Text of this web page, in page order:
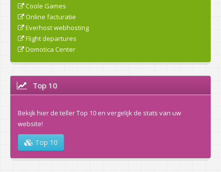
Coole Games
Online facturatie
Everhost webhosting
Flight departures
Domotica Center
Top 10
Bekijk hier de teller Top 10 en vergelijk de stats van uw
website!
Top 10